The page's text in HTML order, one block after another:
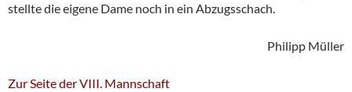
stellte die eigene Dame noch in ein Abzugsschach.
Philipp Müller
Zur Seite der VIII. Mannschaft